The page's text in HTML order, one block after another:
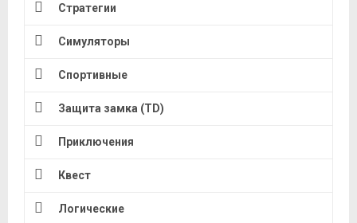
Стратегии
Симуляторы
Спортивные
Защита замка (TD)
Приключения
Квест
Логические